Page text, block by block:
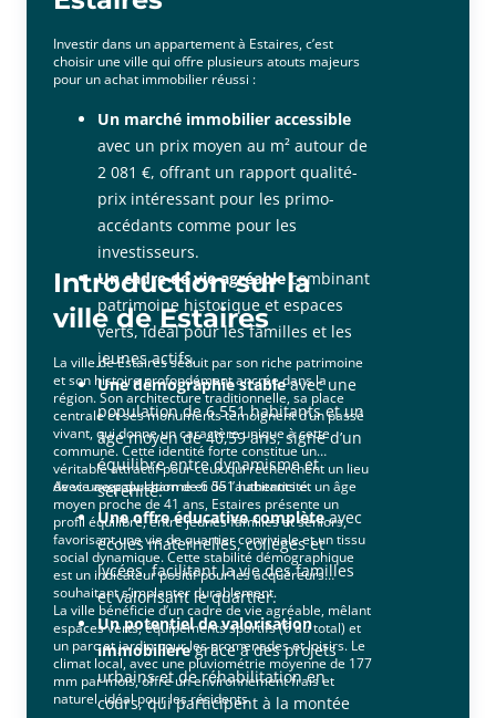
Investir dans un appartement à Estaires, c’est
choisir une ville qui offre plusieurs atouts majeurs
pour un achat immobilier réussi :
Un marché immobilier accessible
avec un prix moyen au m² autour de
2 081 €, offrant un rapport qualité-
prix intéressant pour les primo-
accédants comme pour les
investisseurs.
Un cadre de vie agréablecombinant
patrimoine historique et espaces
verts, idéal pour les familles et les
jeunes actifs.
Une démographie stableavec une
population de 6 551 habitants et un
âge moyen de 40,59 ans, signe d’un
équilibre entre dynamisme et
sérénité.
Une offre éducative complèteavec
écoles maternelles, collèges et
lycées, facilitant la vie des familles
et valorisant le quartier.
Un potentiel de valorisation
immobilièregrâce à des projets
urbains et de réhabilitation en
cours, qui participent à la montée
Introduction sur la
ville de Estaires
La ville de Estaires séduit par son riche patrimoine
et son histoire profondément ancrée dans la
région. Son architecture traditionnelle, sa place
centrale et ses monuments témoignent d’un passé
vivant, qui donne un caractère unique à cette
commune. Cette identité forte constitue un
véritable attractif pour ceux qui recherchent un lieu
de vie avec du charme et de l’authenticité.
Avec une population de 6 551 habitants et un âge
moyen proche de 41 ans, Estaires présente un
profil équilibré, entre jeunes familles et seniors,
favorisant une vie de quartier conviviale et un tissu
social dynamique. Cette stabilité démographique
est un indicateur positif pour les acquéreurs
souhaitant s’implanter durablement.
La ville bénéficie d’un cadre de vie agréable, mêlant
espaces verts, équipements sportifs (6 au total) et
un parc et jardin pour les promenades et loisirs. Le
climat local, avec une pluviométrie moyenne de 177
mm par mois, offre un environnement frais et
naturel, idéal pour les résidents.